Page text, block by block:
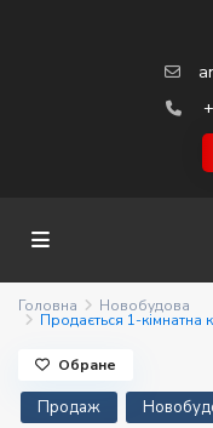
Головна Новобудова
Продається 1-кімнатна
Продаж
Обране